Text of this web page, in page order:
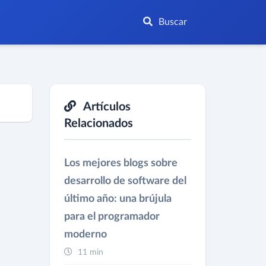
Buscar
Artículos
Relacionados
Los mejores blogs sobre
desarrollo de software del
último año: una brújula
para el programador
moderno
11 min